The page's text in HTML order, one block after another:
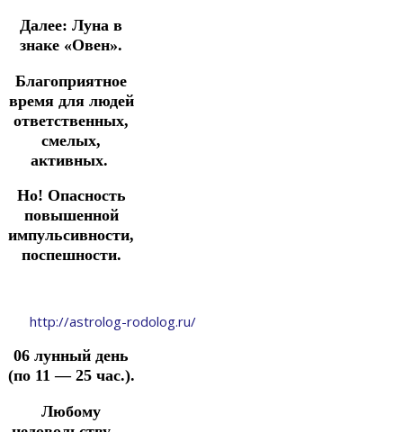
Далее: Луна в
знаке «Овен».
Благоприятное
время для людей
ответственных,
смелых,
активных.
Но! Опасность
повышенной
импульсивности,
поспешности.
http://astrolog-rodolog.ru/
06 лунный день
(по 11 — 25 час.).
Любому